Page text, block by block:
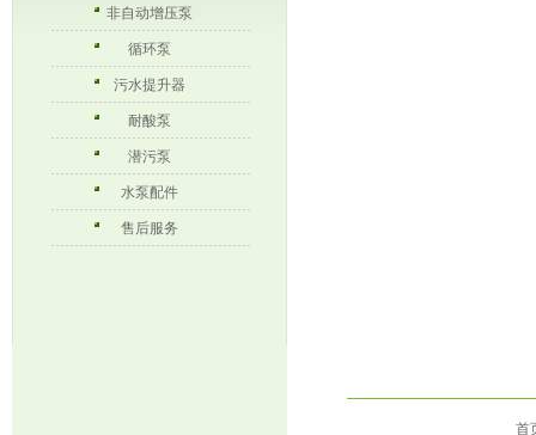
非自动增压泵
循环泵
污水提升器
耐酸泵
潜污泵
水泵配件
售后服务
首